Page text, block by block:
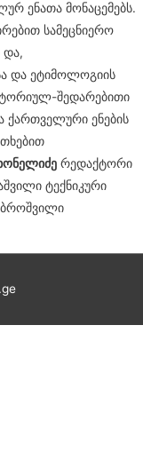
ენათა მონაცემებს.
სამეცნიერო
და,
და ეტიმოლოგიის
შედარებითი
ქართველური ენების
რედაქტორი
ტექნიკური